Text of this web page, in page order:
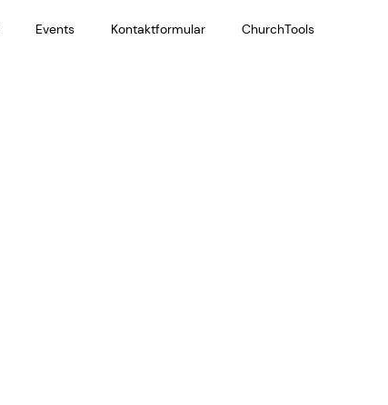
Events Kontaktformular ChurchTools